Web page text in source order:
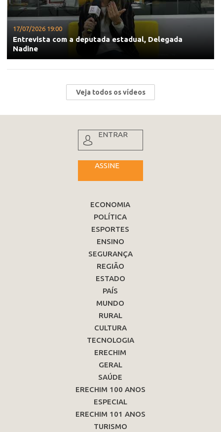
17/07/2026 19:00
Entrevista com a deputada estadual, Delegada
Nadine
Veja todos os vídeos
ENTRAR
ASSINE
ECONOMIA
POLÍTICA
ESPORTES
ENSINO
SEGURANÇA
REGIÃO
ESTADO
PAÍS
MUNDO
RURAL
CULTURA
TECNOLOGIA
ERECHIM
GERAL
SAÚDE
ERECHIM 100 ANOS
ESPECIAL
ERECHIM 101 ANOS
TURISMO